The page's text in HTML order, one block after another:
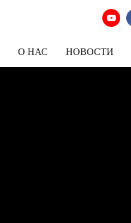
О НАС НОВОСТИ